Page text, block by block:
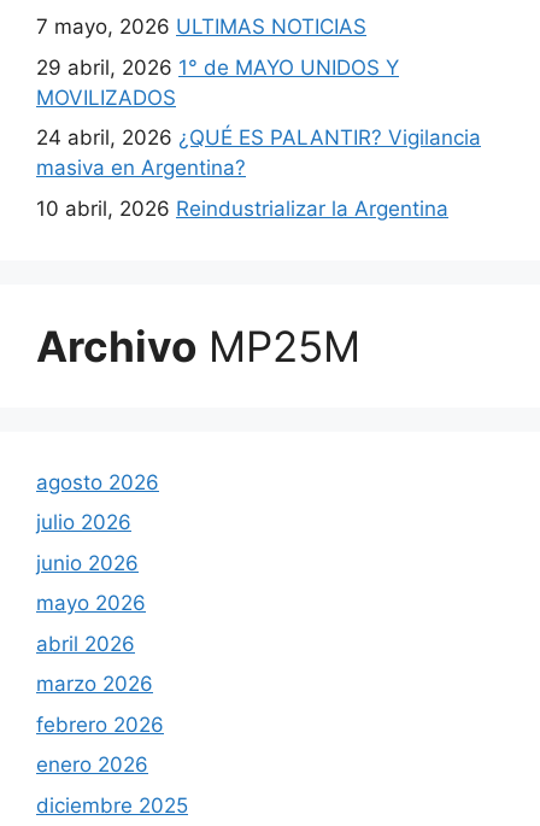
7 mayo, 2026 ULTIMAS NOTICIAS
29 abril, 2026 1° de MAYO UNIDOS Y
MOVILIZADOS
24 abril, 2026 ¿QUÉ ES PALANTIR? Vigilancia
masiva en Argentina?
10 abril, 2026 Reindustrializar la Argentina
Archivo MP25M
agosto 2026
julio 2026
junio 2026
mayo 2026
abril 2026
marzo 2026
febrero 2026
enero 2026
diciembre 2025